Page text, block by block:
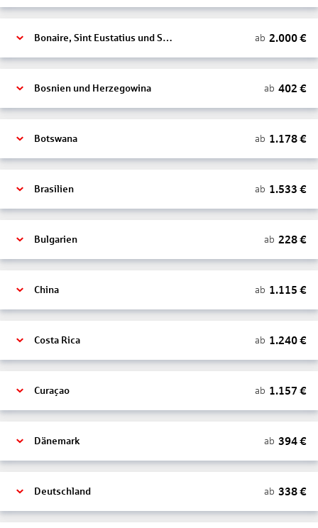
Bonaire, Sint Eustatius und Saba ab 2.000€
Bosnien und Herzegowina ab 402 €
Botswana ab 1.178€
Brasilien ab 1.533 €
Bulgarien ab 228€
China ab 1.115 €
Costa Rica ab 1.240€
Curaçao ab 1.157 €
Dänemark ab 394€
Deutschland ab 338€